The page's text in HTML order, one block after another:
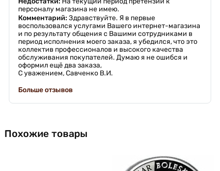
персоналу магазина не имею.
Комментарий: Здравствуйте. Я в первые
воспользовался услугами Вашего интернет-магазина
и по результату общения с Вашими сотрудниками в
период исполнения моего заказа, я убедился, что это
коллектив профессионалов и высокого качества
обслуживания покупателей. Думаю я не ошибся и
оформил ещё два заказа,
С уважением, Савченко В.И.
Больше отзывов
Похожие товары